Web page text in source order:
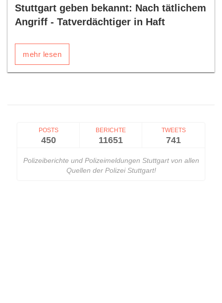
Stuttgart geben bekannt: Nach tätlichem
Angriff - Tatverdächtiger in Haft
mehr lesen
POSTS
450
BERICHTE
11651
TWEETS
741
Polizeiberichte und Polizeimeldungen Stuttgart von allen
Quellen der Polizei Stuttgart!